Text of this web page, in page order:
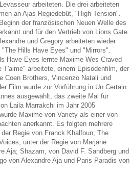
arbeiteten. Die drei arbeiteten
an Ajas Regiedebüt, "High Tension".
der französischen Neuen Welle des
und für den Vertrieb von Lions Gate
und Gregory arbeiteten wieder
Hills Have Eyes" und "Mirrors".
Have Eyes lernte Maxime Wes Craved
arbeitete, einem Episodenfilm, der
Coen Brothers, Vincenzo Natali und
Film wurde zur Vorführung in Un Certain
ausgewählt, das zweite Mal für
Laila Marrakchi im Jahr 2005
Maxime von Variety als einer von
anerkannt. Es folgten mehrere
Regie von Franck Khalfoun; The
unter der Regie von Marjane
Aja; Shazam, von David F. Sandberg und
von Alexandre Aja und Paris Paradis von